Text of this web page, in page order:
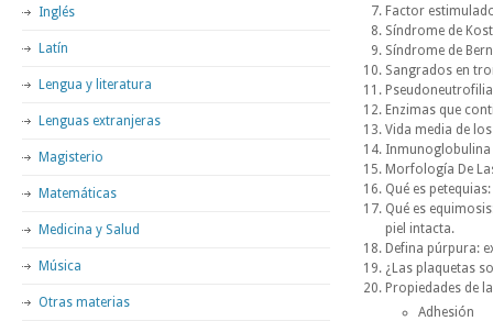
Factor
Síndrome de
Síndrome de
Sangrados en
Enzimas que
Vida media de
Inmunoglobulina
Morfología De
Qué es
Qué es
piel intacta.
Defina púrpura:
¿Las plaquetas
Propiedades de
Adhesión
Inglés
Latín
Lengua y literatura
Lenguas extranjeras
Magisterio
Matemáticas
Medicina y Salud
Música
Otras materias